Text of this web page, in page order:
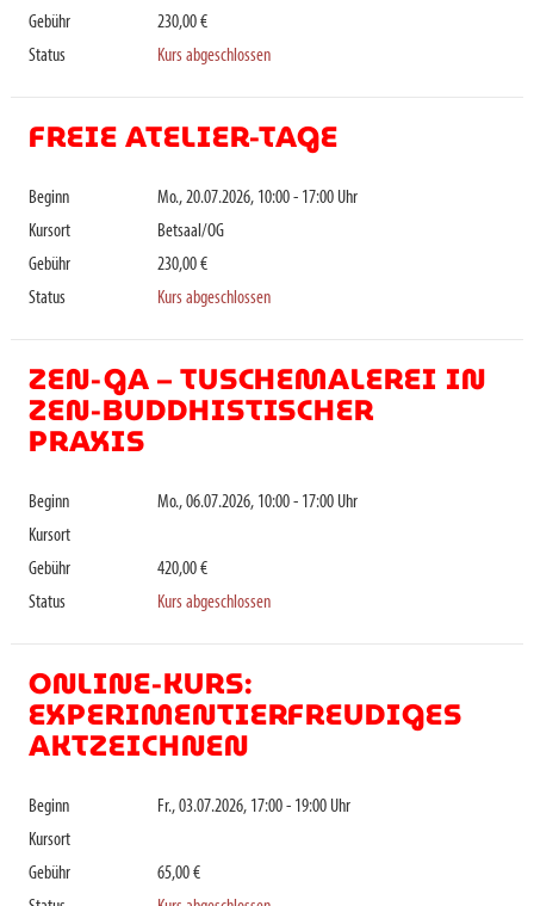
Gebühr
230,00 €
Status
Kurs abgeschlossen
FREIE ATELIER-TAGE
Beginn
Mo., 20.07.2026, 10:00 - 17:00 Uhr
Kursort
Betsaal/OG
Gebühr
230,00 €
Status
Kurs abgeschlossen
ZEN-GA – TUSCHEMALEREI IN
ZEN-BUDDHISTISCHER
PRAXIS
Beginn
Mo., 06.07.2026, 10:00 - 17:00 Uhr
Kursort
Gebühr
420,00 €
Status
Kurs abgeschlossen
ONLINE-KURS:
EXPERIMENTIERFREUDIGES
AKTZEICHNEN
Beginn
Fr., 03.07.2026, 17:00 - 19:00 Uhr
Kursort
Gebühr
65,00 €